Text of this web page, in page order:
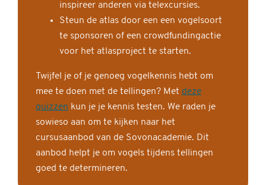
inspireer anderen via telexcursies.
Steun de atlas door een een vogelsoort
te sponsoren of een crowdfundingactie
voor het atlasproject te starten.
Twijfel je of je genoeg vogelkennis hebt om
mee te doen met de tellingen? Met deze
quizzen kun je je kennis testen. We raden je
sowieso aan om te kijken naar het
cursusaanbod van de Sovonacademie. Dit
aanbod helpt je om vogels tijdens tellingen
goed te determineren.